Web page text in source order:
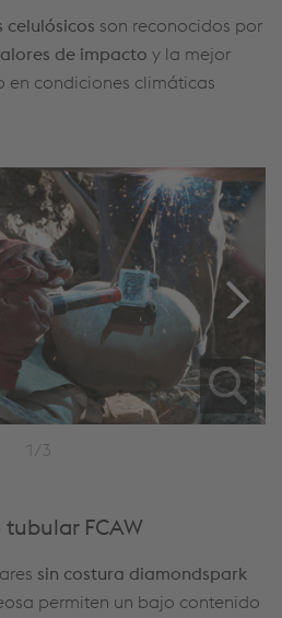
celulósicos son reconocidos por
de impacto y la mejor
en condiciones climáticas
1/3
FCAW
sin costura diamondspark
permiten un bajo contenido